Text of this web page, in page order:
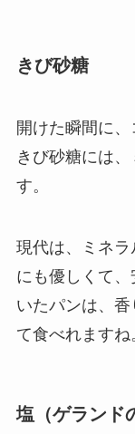
きび砂糖
開けた瞬間に
きび砂糖には
す。
現代は、ミネ
にも優しくて
いたパンは、
て食べれますね
塩（ゲランド